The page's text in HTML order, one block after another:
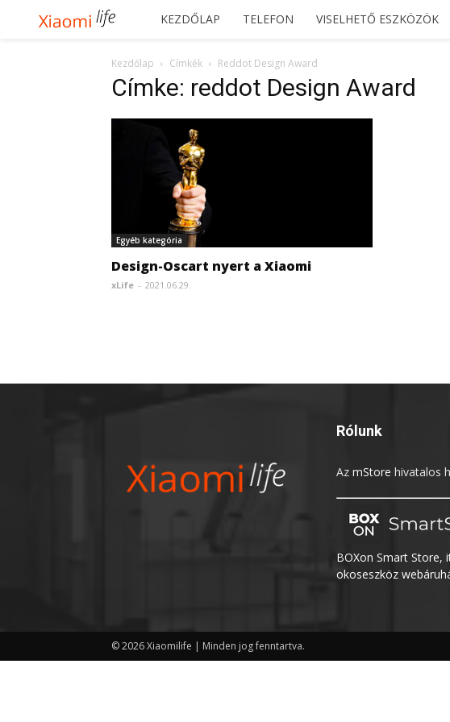
Xiaomilife
KEZDŐLAP TELEFON VISELHETŐ ESZKÖZÖK
Kezdőlap Címkék Reddot Design Award
Címke: reddot Design Award
Egyéb kategória
Design-Oscart nyert a Xiaomi
xLife - 2021.06.29.
Rólunk
Az mStore hivatalos
BOXon Smart
okoseszköz
© 2026 Xiaomilife | Minden jog fenntartva.